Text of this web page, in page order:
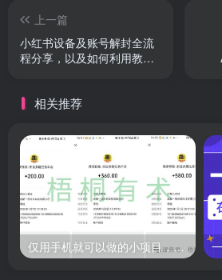
上一篇
小红书设备及账号解封全流
程分享，以及如何利用教程
相关推荐
仅用手机就可以做的小项目，当天就能见钱，每天100-300